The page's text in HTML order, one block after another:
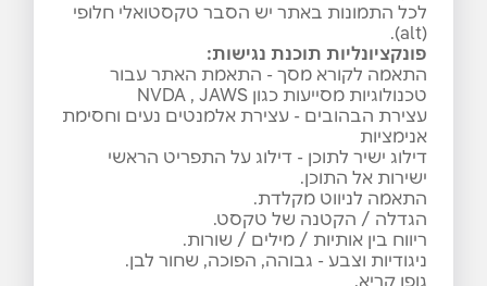
לכל התמונות באתר יש הסבר טקסטואלי חלופי
(alt).
פונקציונליות תוכנת נגישות:
התאמה לקורא מסך - התאמת האתר עבור
טכנולוגיות מסייעות כגון NVDA , JAWS
עצירת הבהובים - עצירת אלמנטים נעים וחסימת
אנימציות
דילוג ישיר לתוכן - דילוג על התפריט הראשי
ישירות אל התוכן.
התאמה לניווט מקלדת.
הגדלה / הקטנה של טקסט.
ריווח בין אותיות / מילים / שורות.
ניגודיות וצבע - גבוהה, הפוכה, שחור לבן.
גופן קריא.